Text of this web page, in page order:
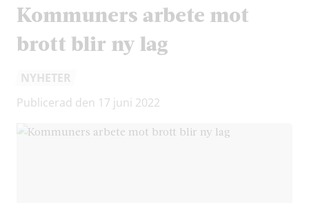
Kommuners arbete mot
brott blir ny lag
NYHETER
Publicerad den 17 juni 2022